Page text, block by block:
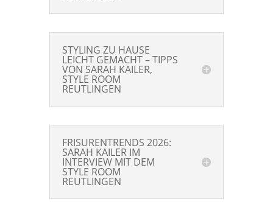
STYLING ZU HAUSE
LEICHT GEMACHT – TIPPS
VON SARAH KAILER,
STYLE ROOM
REUTLINGEN
FRISURENTRENDS 2026:
SARAH KAILER IM
INTERVIEW MIT DEM
STYLE ROOM
REUTLINGEN